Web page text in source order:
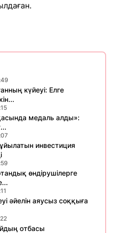
күйеуі: Елге
медаль алды»:
инвестиция
өндірушілерге
әйелін аяусыз соққыға
отбасы